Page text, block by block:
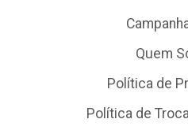
Quem
Política de
Política de